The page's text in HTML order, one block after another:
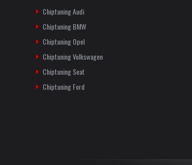
Chiptuning Audi
Chiptuning BMW
Chiptuning Opel
Chiptuning Volkswagen
Chiptuning Seat
Chiptuning Ford